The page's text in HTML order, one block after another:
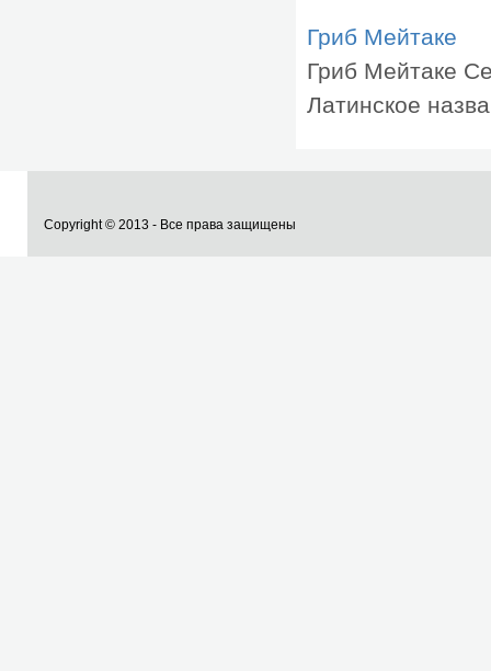
Гриб Мейтаке
Гриб Мейтаке
Латинское
Copyright © 2013 - Все права защищены